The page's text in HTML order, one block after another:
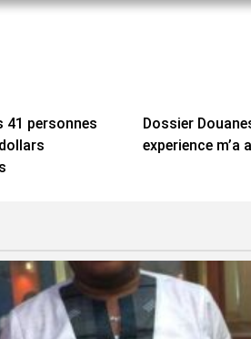
41 personnes
Dossier
experience m’a